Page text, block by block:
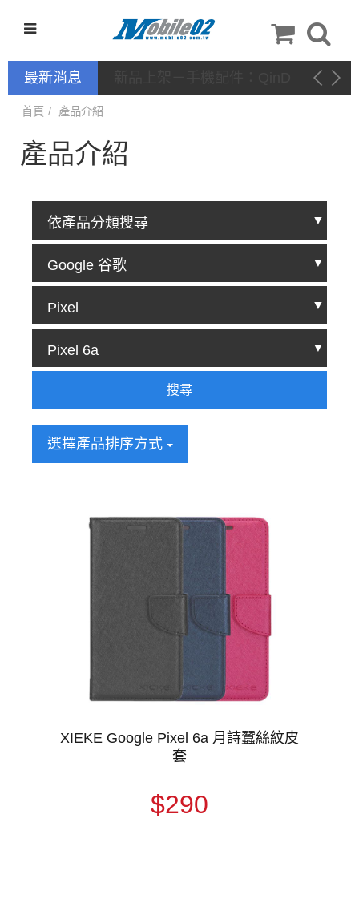
最新消息
首頁 產品介紹
產品介紹
搜尋
選擇產品排序方式
XIEKE Google Pixel 6a 月詩蠶絲紋皮
套
$290